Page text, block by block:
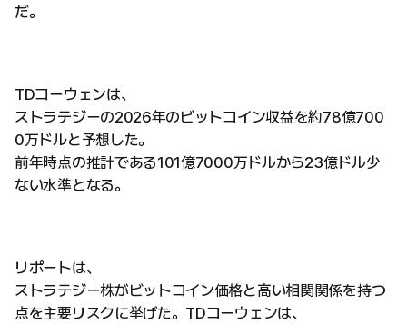
だ。
TDコーウェンは、
ストラテジーの2026年のビットコイン収益を約78億700
0万ドルと予想した。
前年時点の推計である101億7000万ドルから23億ドル少
ない水準となる。
リポートは、
ストラテジー株がビットコイン価格と高い相関関係を持つ
点を主要リスクに挙げた。TDコーウェンは、